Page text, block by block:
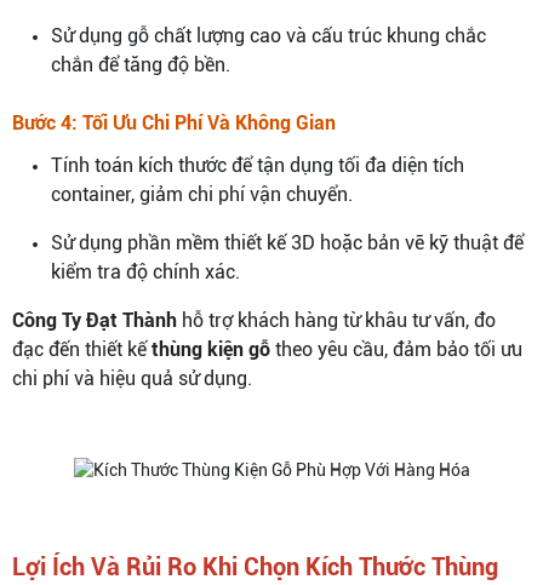
Sử dụng gỗ chất lượng cao và cấu trúc khung chắc
chắn để tăng độ bền.
Bước 4: Tối Ưu Chi Phí Và Không Gian
Tính toán kích thước để tận dụng tối đa diện tích
container, giảm chi phí vận chuyển.
Sử dụng phần mềm thiết kế 3D hoặc bản vẽ kỹ thuật để
kiểm tra độ chính xác.
Công Ty Đạt Thành hỗ trợ khách hàng từ khâu tư vấn, đo
đạc đến thiết kếthùng kiện gỗ theo yêu cầu, đảm bảo tối ưu
chi phí và hiệu quả sử dụng.
Lợi Ích Và Rủi Ro Khi Chọn Kích Thước Thùng